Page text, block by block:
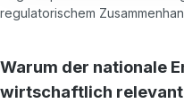
regulatorischem
Warum der nationale
wirtschaftlich